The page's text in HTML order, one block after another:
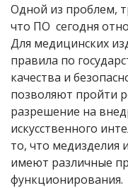
Одной из проблем,
что ПО сегодня
Для медицинских
правила по
качества и
позволяют пройти
разрешение на
искусственного
то, что медизделия
имеют различные
функционирования.